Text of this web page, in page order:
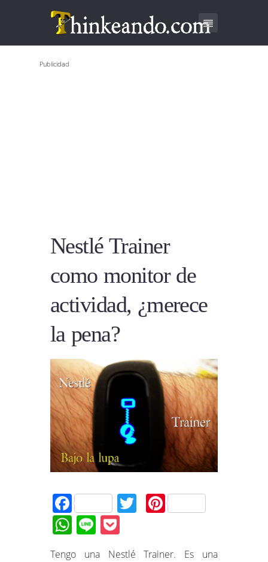
Publicidad
Nestlé Trainer
como monitor de
actividad, ¿merece
la pena?
FacebookTwitter
Pinterest
WhatsApp
Line
Tengo una Nestlé Trainer. Es una